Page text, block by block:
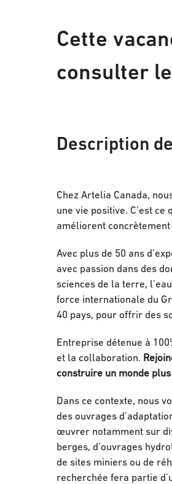
Cette
consulter
Description
Chez Artelia Canada,
une vie positive. C’est
améliorent
Avec plus de 50 ans
avec passion dans des
sciences de la terre,
force internationale du
40 pays, pour offrir des
Entreprise détenue à
et la collaboration.
construire un monde
Dans ce contexte, nous
des ouvrages
œuvrer notamment sur
berges, d’ouvrages
de sites miniers ou de
recherchée fera partie